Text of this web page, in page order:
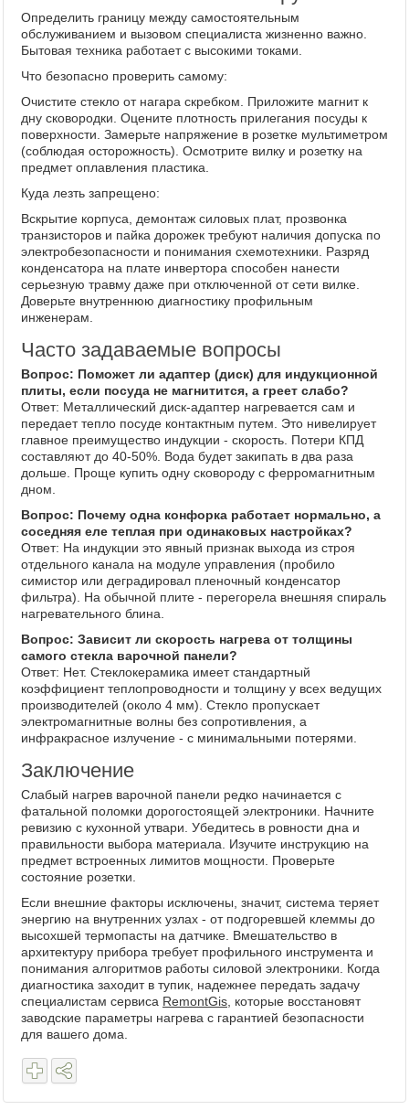
Определить границу между самостоятельным
обслуживанием и вызовом специалиста жизненно важно.
Бытовая техника работает с высокими токами.
Что безопасно проверить самому:
Очистите стекло от нагара скребком. Приложите магнит к
дну сковородки. Оцените плотность прилегания посуды к
поверхности. Замерьте напряжение в розетке мультиметром
(соблюдая осторожность). Осмотрите вилку и розетку на
предмет оплавления пластика.
Куда лезть запрещено:
Вскрытие корпуса, демонтаж силовых плат, прозвонка
транзисторов и пайка дорожек требуют наличия допуска по
электробезопасности и понимания схемотехники. Разряд
конденсатора на плате инвертора способен нанести
серьезную травму даже при отключенной от сети вилке.
Доверьте внутреннюю диагностику профильным
инженерам.
Часто задаваемые вопросы
Вопрос: Поможет ли адаптер (диск) для индукционной
плиты, если посуда не магнитится, а греет слабо?
Ответ: Металлический диск-адаптер нагревается сам и
передает тепло посуде контактным путем. Это нивелирует
главное преимущество индукции - скорость. Потери КПД
составляют до 40-50%. Вода будет закипать в два раза
дольше. Проще купить одну сковороду с ферромагнитным
дном.
Вопрос: Почему одна конфорка работает нормально, а
соседняя еле теплая при одинаковых настройках?
Ответ: На индукции это явный признак выхода из строя
отдельного канала на модуле управления (пробило
симистор или деградировал пленочный конденсатор
фильтра). На обычной плите - перегорела внешняя спираль
нагревательного блина.
Вопрос: Зависит ли скорость нагрева от толщины
самого стекла варочной панели?
Ответ: Нет. Стеклокерамика имеет стандартный
коэффициент теплопроводности и толщину у всех ведущих
производителей (около 4 мм). Стекло пропускает
электромагнитные волны без сопротивления, а
инфракрасное излучение - с минимальными потерями.
Заключение
Слабый нагрев варочной панели редко начинается с
фатальной поломки дорогостоящей электроники. Начните
ревизию с кухонной утвари. Убедитесь в ровности дна и
правильности выбора материала. Изучите инструкцию на
предмет встроенных лимитов мощности. Проверьте
состояние розетки.
Если внешние факторы исключены, значит, система теряет
энергию на внутренних узлах - от подгоревшей клеммы до
высохшей термопасты на датчике. Вмешательство в
архитектуру прибора требует профильного инструмента и
понимания алгоритмов работы силовой электроники. Когда
диагностика заходит в тупик, надежнее передать задачу
специалистам сервиса RemontGis , которые восстановят
заводские параметры нагрева с гарантией безопасности
для вашего дома.